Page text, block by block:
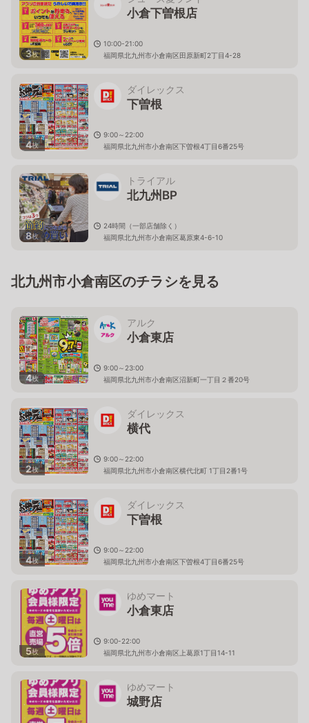
3枚
小倉下曽根店
10:00-21:00
福岡県北九州市小倉南区田原新町2丁目4-28
4枚
ダイレックス
下曽根
9:00～22:00
福岡県北九州市小倉南区下曽根4丁目6番25号
8枚
トライアル
北九州BP
24時間（一部店舗除く）
福岡県北九州市小倉南区葛原東4-6-10
北九州市小倉南区のチラシを見る
4枚
アルク
小倉東店
9:00～23:00
福岡県北九州市小倉南区沼新町一丁目２番20号
2枚
ダイレックス
横代
9:00～22:00
福岡県北九州市小倉南区横代北町 1丁目2番1号
4枚
ダイレックス
下曽根
9:00～22:00
福岡県北九州市小倉南区下曽根4丁目6番25号
5枚
ゆめマート
小倉東店
9:00-22:00
福岡県北九州市小倉南区上葛原1丁目14-11
ゆめマート
城野店